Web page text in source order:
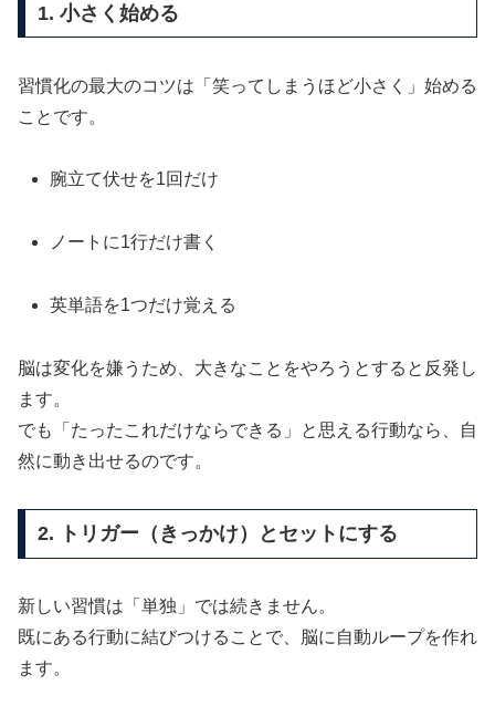
1. 小さく始める
習慣化の最大のコツは「笑ってしまうほど小さく」始める
ことです。
腕立て伏せを1回だけ
ノートに1行だけ書く
英単語を1つだけ覚える
脳は変化を嫌うため、大きなことをやろうとすると反発し
ます。
でも「たったこれだけならできる」と思える行動なら、自
然に動き出せるのです。
2. トリガー（きっかけ）とセットにする
新しい習慣は「単独」では続きません。
既にある行動に結びつけることで、脳に自動ループを作れ
ます。